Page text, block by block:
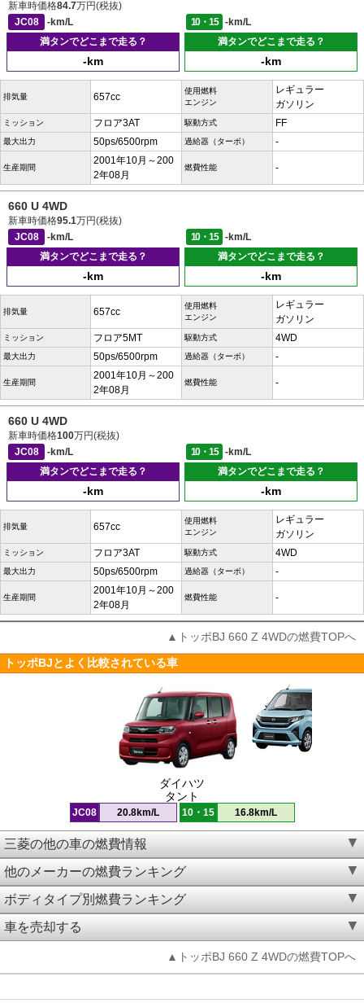
新車時価格84.7万円(税抜)
JC08
-km/L 10・15
-km/L
満タンでどこまで走る？
-km
満タンでどこまで走る？
-km
排気量 657cc
使用燃料
エンジン
レギュラー
ガソリン
ミッション フロア3AT 駆動方式 FF
最大出力 50ps/6500rpm 過給器（ターボ） -
生産期間
2001年10月～200
2年08月
燃費性能 -
660 U 4WD
新車時価格95.1万円(税抜)
JC08
-km/L 10・15
-km/L
満タンでどこまで走る？
-km
満タンでどこまで走る？
-km
排気量 657cc
使用燃料
エンジン
レギュラー
ガソリン
ミッション フロア5MT 駆動方式 4WD
最大出力 50ps/6500rpm 過給器（ターボ） -
生産期間
2001年10月～200
2年08月
燃費性能 -
660 U 4WD
新車時価格100万円(税抜)
JC08
-km/L 10・15
-km/L
満タンでどこまで走る？
-km
満タンでどこまで走る？
-km
排気量 657cc
使用燃料
エンジン
レギュラー
ガソリン
ミッション フロア3AT 駆動方式 4WD
最大出力 50ps/6500rpm 過給器（ターボ） -
生産期間
2001年10月～200
2年08月
燃費性能 -
▲トッポBJ 660 Z 4WDの燃費TOPへ
トッポBJとよく比較されている車
ダイハツ
タント
JC08 20.8km/L 10・15 16.8km/L
三菱の他の車の燃費情報
他のメーカーの燃費ランキング
ボディタイプ別燃費ランキング
車を売却する
▲トッポBJ 660 Z 4WDの燃費TOPへ